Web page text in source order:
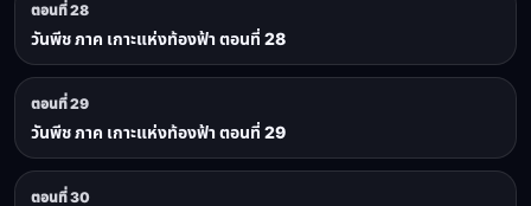
ตอนที่ 28
วันพีช ภาค เกาะแห่งท้องฟ้า ตอนที่ 28
ตอนที่ 29
วันพีช ภาค เกาะแห่งท้องฟ้า ตอนที่ 29
ตอนที่ 30